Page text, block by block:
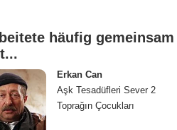
häufig gemeinsam
Erkan Can
Aşk Tesadüfleri Sever 2
Toprağın Çocukları